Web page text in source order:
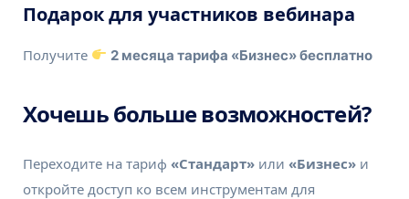
Подарок для участников вебинара
Получите 2 месяца тарифа «Бизнес» бесплатно
Хочешь больше возможностей?
Переходите на тариф «Стандарт» или «Бизнес» и
откройте доступ ко всем инструментам для